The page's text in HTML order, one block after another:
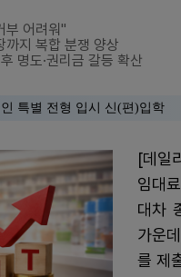
부 어려워"
까지 복합 분쟁 양상
명도·권리금 갈등 확산
특별 전형 입시 신(편)입학
[데일
임대
대차
가운
를 제